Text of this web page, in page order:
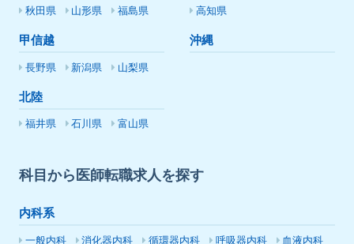
秋田県
山形県 福島県
甲信越
長野県 新潟県 山梨県
北陸
福井県 石川県 富山県
高知県
沖縄
科目から医師転職求人を探す
内科系
一般内科 消化器内科 循環器内科 呼吸器内科
血液内科